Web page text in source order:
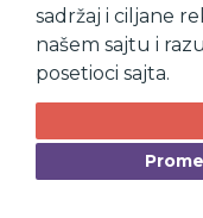
sadržaj i ciljane
našem sajtu i
posetioci sajta.